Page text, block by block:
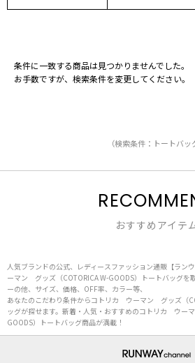
条件に一致する商品は見つかりませんでした。
お手数ですが、検索条件を変更してください。
（検索条件：トートバッ
おすすめアイテ
人気ブランドの公式、レディースファッション通販【ラ
ーマン グッズ（COTORICA W-GOODS）トートバッグを
ーの他、サイズ、価格、OFF率、カラー等、
あなたのこだわり条件からコトリカ ウーマン グッズ（
ッグが探せます。新着・人気・おすすめのコトリカ ウー
GOODS）トートバッグ商品が満載！